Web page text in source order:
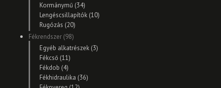
Kormánymű (34)
Lengéscsillapítók (10)
Rugózás (20)
Fékrendszer (98)
Egyéb alkatrészek (3)
Fékcső (11)
Fékdob (4)
Fékhidraulika (36)